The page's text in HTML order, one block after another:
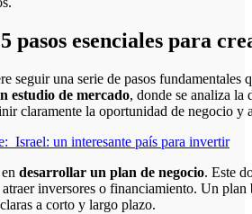
pasos esenciales para
seguir una serie de pasos fundamentales
estudio de mercado, donde se analiza la
claramente la oportunidad de negocio y
Israel: un interesante país para invertir
desarrollar un plan de negocio. Este
inversores o financiamiento. Un
a corto y largo plazo.